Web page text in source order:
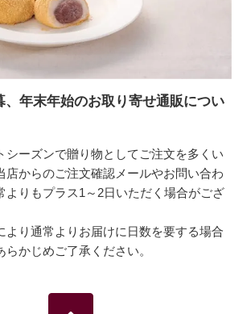
、年末年始のお取り寄せ通販につい
シーズンで贈り物としてご注文を多くい
店からのご注文確認メールやお問い合わ
よりもプラス1～2日いただく場合がござ
より通常よりお届けに日数を要する場合
かじめご了承ください。